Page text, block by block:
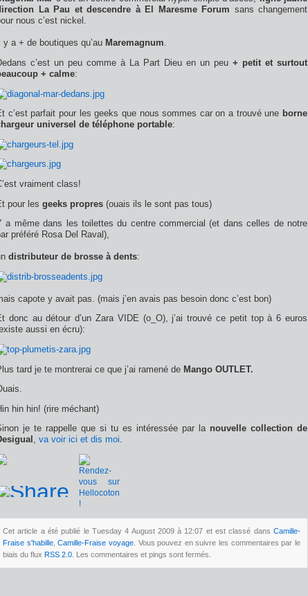
La Pau et descendre à El Maresme Forum sans changement
nous c’est nickel.
Il y a + de boutiques qu’au Maremagnum.
c’est un peu comme à La Part Dieu en un peu + petit et surtout
+ calme:
c’est parfait pour les geeks que nous sommes car on a trouvé une borne
universel de téléphone portable:
vraiment class!
pour les geeks propres (ouais ils le sont pas tous)
a même dans les toilettes du centre commercial (et dans celles de notre
préféré Rosa Del Raval),
distributeur de brosse à dents:
capote y avait pas. (mais j’en avais pas besoin donc c’est bon)
donc au détour d’un Zara VIDE (o_O), j’ai trouvé ce petit top à 6 euros
aussi en écru):
tard je te montrerai ce que j’ai ramené de Mango OUTLET.
hin hin! (rire méchant)
je te rappelle que si tu es intéressée par la nouvelle collection de
, va voir ici et dis moi.
Cet article a été publié le Tuesday 4 August 2009 à 12:07 et est classé dans Camille-
Fraise s'habille,Camille-Fraise voyage. Vous pouvez en suivre les commentaires par le
biais du flux RSS 2.0 . Les commentaires et pings sont fermés.